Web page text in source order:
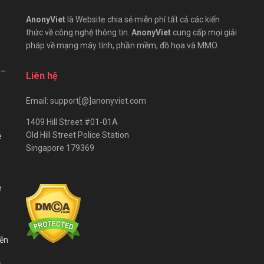
AnonyVietlà Website chia sẻ miễn phí tất cả các kiến
thức về công nghệ thông tin. AnonyViet cung cấp mọi giải
pháp về mạng máy tính, phần mềm, đồ họa và MMO.
Liên hệ
Email: support[@]anonyviet.com
1409 Hill Street #01-01A
Old Hill Street Police Station
Singapore 179369